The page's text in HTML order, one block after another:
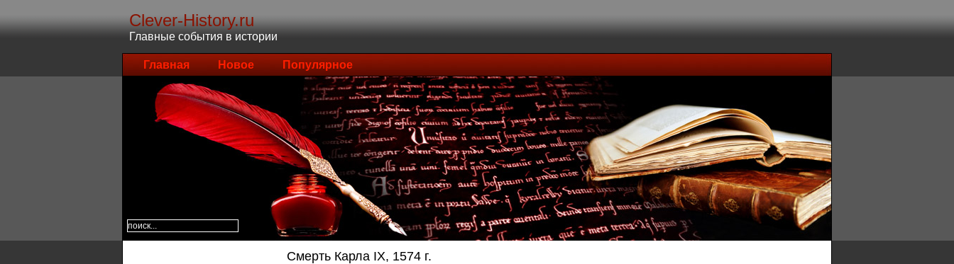
Clever-History.ru
Главные события в истории
Главная Новое Популярное
Смерть Карла IX, 1574 г.